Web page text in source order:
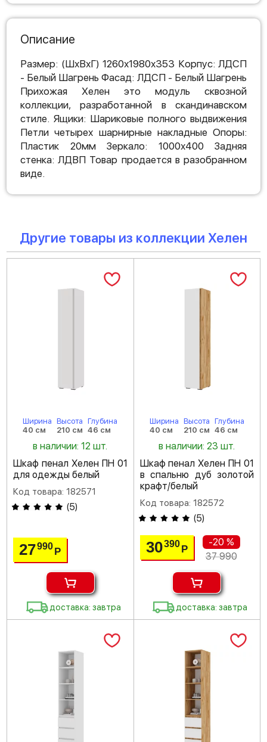
Описание
Размер: (ШхВхГ) 1260х1980х353 Корпус: ЛДСП
- Белый Шагрень Фасад: ЛДСП - Белый Шагрень
Прихожая Хелен это модуль сквозной
коллекции, разработанной в скандинавском
стиле. Ящики: Шариковые полного выдвижения
Петли четырех шарнирные накладные Опоры:
Пластик 20мм Зеркало: 1000х400 Задняя
стенка: ЛДВП Товар продается в разобранном
виде.
Другие товары из коллекции Хелен
Ширина
40 см
Высота
210 см
Глубина
46 см
в наличии: 12 шт.
Шкаф пенал Хелен ПН 01
для одежды белый
Код товара: 182571
(5)
27990Р
доставка: завтра
Ширина
40 см
Высота
210 см
Глубина
46 см
в наличии: 23 шт.
Шкаф пенал Хелен ПН 01
в спальню дуб золотой
крафт/белый
Код товара: 182572
(5)
30390 Р
-20 %
37 990
доставка: завтра